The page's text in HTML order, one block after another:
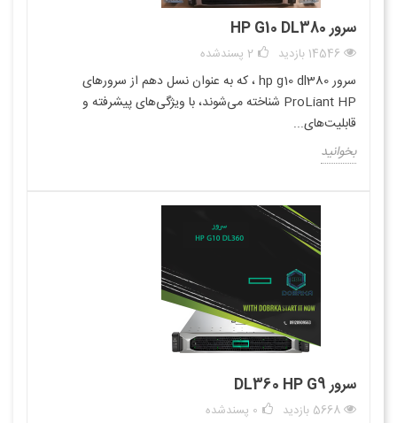
سرور HP G10 DL380
14546 بازدید 2 پسندشده
سرور hp g10 dl380 ، که به عنوان نسل دهم از سرورهای
ProLiant HP شناخته می‌شوند، با ویژگی‌های پیشرفته و
قابلیت‌های...
بخوانید
سرور DL360 HP G9
5668 بازدید 0 پسندشده